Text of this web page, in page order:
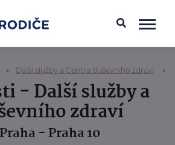
Další služby a Centra duševního zdraví
- Další služby a
zdraví
- Praha 10